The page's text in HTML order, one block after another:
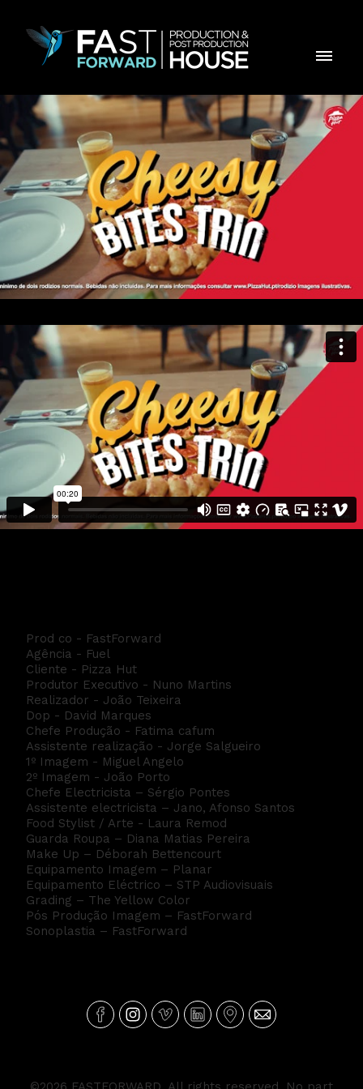
Prod co - FastForward
Agência - Fuel
Cliente - Pizza Hut
Produtor Executivo - Nuno Martins
Realizador - João Teixeira
Dop - David Marques
Chefe Produção - Fatima cafum
Assistente realização - Jorge Salgueiro
1º Imagem - Miguel Angelo
2º Imagem - João Porto
Chefe Electricista – Sérgio Pontes
Assistente electricista – Jano, Afonso Santos
Food Stylist / Arte - Laura Remod
Guarda Roupa – Diana Matias Pereira
Make Up – Déborah Bettencourt
Equipamento Imagem – Planar
Equipamento Eléctrico – STP Audiovisuais
Grading – The Yellow Color
Pós Produção Imagem – FastForward
Sonoplastia – FastForward